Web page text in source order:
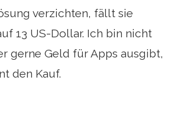
verzichten, fällt sie
13 US-Dollar. Ich bin nicht
gerne Geld für Apps ausgibt,
den Kauf.